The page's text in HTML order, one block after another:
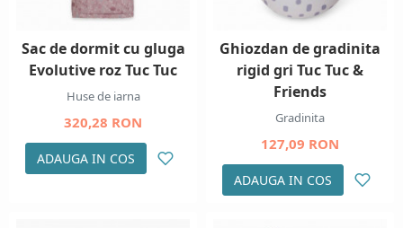
Sac de dormit cu gluga
Evolutive roz Tuc Tuc
Huse de iarna
320,28 RON
ADAUGA IN COS
Ghiozdan de gradinita
rigid gri Tuc Tuc &
Friends
Gradinita
127,09 RON
ADAUGA IN COS